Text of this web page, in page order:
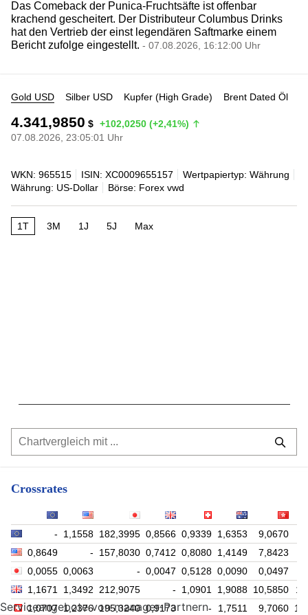
Das Comeback der Punica-Fruchtsäfte ist offenbar
krachend gescheitert. Der Distributeur Columbus Drinks
hat den Vertrieb der einst legendären Saftmarke einem
Bericht zufolge eingestellt. - 07.08.2026, 16:12:00 Uhr
Gold USD Silber USD Kupfer (High Grade) Brent Dated Öl
4.341,9850 $ +102,0250 (+2,41%)
07.08.2026, 23:05:01 Uhr
WKN: 965515 ISIN: XC0009655157
Wertpapiertyp: Währung
Währung: US-Dollar
Börse: Forex vwd
1T 3M 1J 5J Max
Crossrates
- 1,1558 182,3995 0,8566 0,9339 1,6353 9,0670
0,8649
- 157,8030 0,7412 0,8080 1,4149 7,8423
0,0055 0,0063 - 0,0047 0,5128 0,0090 0,0497
1,1671
1,3492 212,9075 - 1,0901 1,9088 10,5850
1,0707 1,2376 195,3240 0,9173 - 1,7511 9,7060
Serviceangebote von manager-Partnern